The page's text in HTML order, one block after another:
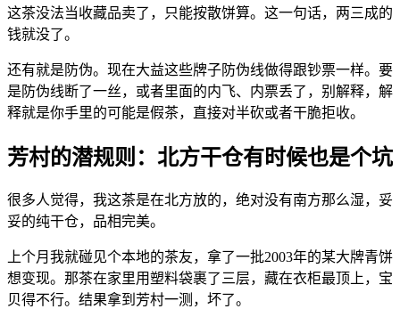
这茶没法当收藏品卖了，只能按散饼算。这一句话，两三成的
钱就没了。
还有就是防伪。现在大益这些牌子防伪线做得跟钞票一样。要
是防伪线断了一丝，或者里面的内飞、内票丢了，别解释，解
释就是你手里的可能是假茶，直接对半砍或者干脆拒收。
芳村的潜规则：北方干仓有时候也是个坑
很多人觉得，我这茶是在北方放的，绝对没有南方那么湿，妥
妥的纯干仓，品相完美。
上个月我就碰见个本地的茶友，拿了一批2003年的某大牌青饼
想变现。那茶在家里用塑料袋裹了三层，藏在衣柜最顶上，宝
贝得不行。结果拿到芳村一测，坏了。